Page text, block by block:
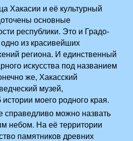
Хакасии и её культурный
основные
республики. Это и Градо-
из красивейших
региона. И единственный
искусства под названием
же, Хакасский
музей,
моего родного края.
справедливо можно назвать
небом. На её территории
памятников древних